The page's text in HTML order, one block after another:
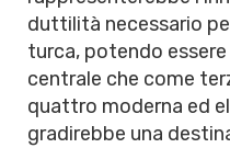
duttilità necessario
turca, potendo
centrale che come
quattro moderna ed
gradirebbe una